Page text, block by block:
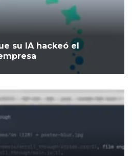
su IA hackeó el